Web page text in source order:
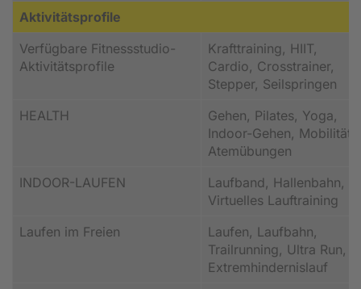
Aktivitätsprofile
Verfügbare Fitnessstudio-
Aktivitätsprofile
Krafttraining, HIIT,
Cardio, Crosstrainer,
Stepper, Seilspringen
HEALTH
Gehen, Pilates, Yoga,
Indoor-Gehen, Mobilität,
Atemübungen
INDOOR-LAUFEN
Laufband, Hallenbahn,
Virtuelles Lauftraining
Laufen im Freien
Laufen, Laufbahn,
Trailrunning, Ultra Run,
Extremhindernislauf